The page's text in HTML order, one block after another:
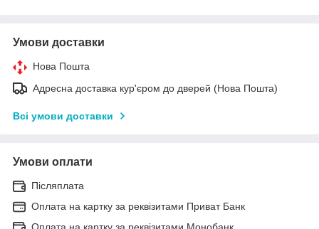
Умови доставки
Нова Пошта
Адресна доставка кур'єром до дверей (Нова Пошта)
Всі умови доставки
Умови оплати
Післяплата
Оплата на картку за реквізитами Приват Банк
Оплата на картку за реквізитами Монобанк